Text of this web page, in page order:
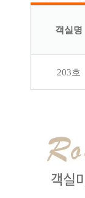
객실명
203호